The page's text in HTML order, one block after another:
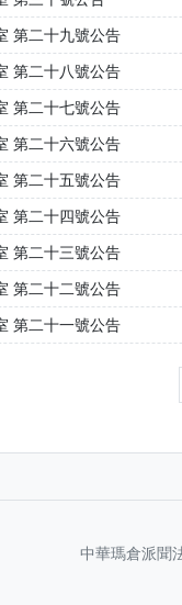
第二十九號公告
第二十八號公告
第二十七號公告
第二十六號公告
第二十五號公告
第二十四號公告
第二十三號公告
第二十二號公告
第二十一號公告
中華瑪倉派聞